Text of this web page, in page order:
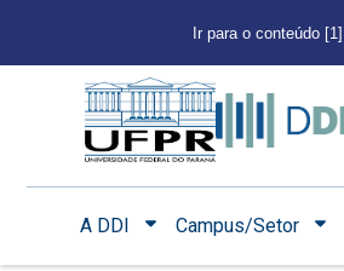
Ir para o conteúdo [1]
A DDI Campus/Setor